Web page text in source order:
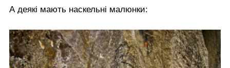
А деякі мають наскельні малюнки: